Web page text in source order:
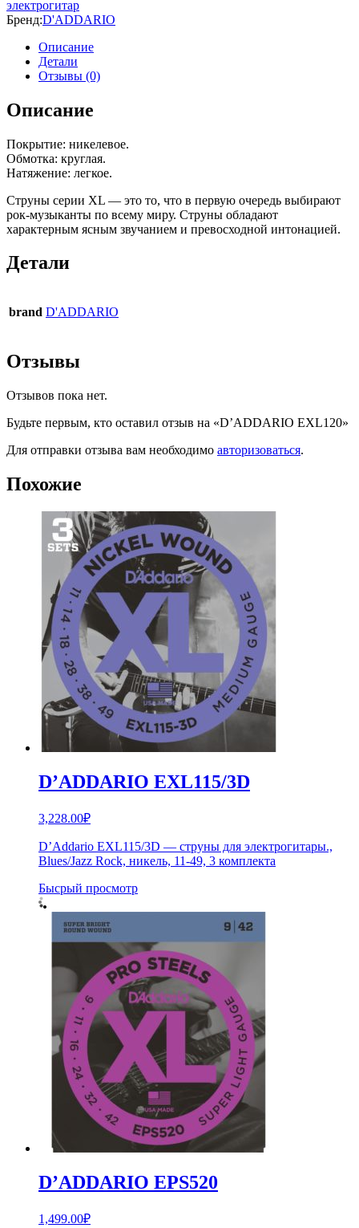
электрогитар
Бренд:D'ADDARIO
Описание
Детали
Отзывы (0)
Описание
Покрытие: никелевое.
Обмотка: круглая.
Натяжение: легкое.
Струны серии XL — это то, что в первую очередь выбирают
рок-музыканты по всему миру. Струны обладают
характерным ясным звучанием и превосходной интонацией.
Детали
brand D'ADDARIO
Отзывы
Отзывов пока нет.
Будьте первым, кто оставил отзыв на «D’ADDARIO EXL120»
Для отправки отзыва вам необходимо авторизоваться.
Похожие
D’ADDARIO EXL115/3D
3,228.00₽
D’Addario EXL115/3D — струны для электрогитары.,
Blues/Jazz Rock, никель, 11-49, 3 комплекта
Бысрый просмотр
D’ADDARIO EPS520
1,499.00₽